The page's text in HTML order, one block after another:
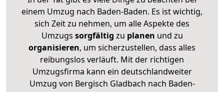
einem Umzug nach Baden-Baden. Es ist wichtig,
sich Zeit zu nehmen, um alle Aspekte des
Umzugs sorgfältig zu planen und zu
organisieren, um sicherzustellen, dass alles
reibungslos verläuft. Mit der richtigen
Umzugsfirma kann ein deutschlandweiter
Umzug von Bergisch Gladbach nach Baden-